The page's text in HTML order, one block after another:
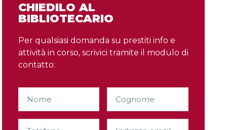
CHIEDILO AL
BIBLIOTECARIO
Per qualsiasi domanda su prestiti info e
attività in corso, scrivici tramite il modulo di
contatto: